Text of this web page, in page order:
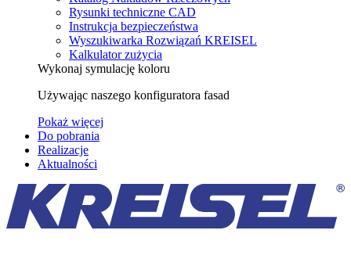
Rysunki techniczne CAD
Instrukcja bezpieczeństwa
Wyszukiwarka Rozwiązań KREISEL
Kalkulator zużycia
Wykonaj symulację koloru
Używając naszego konfiguratora fasad
Pokaż więcej
Do pobrania
Realizacje
Aktualności